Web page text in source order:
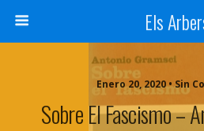
Els
Enero 20, 2020 • Sin
Sobre El Fascismo –